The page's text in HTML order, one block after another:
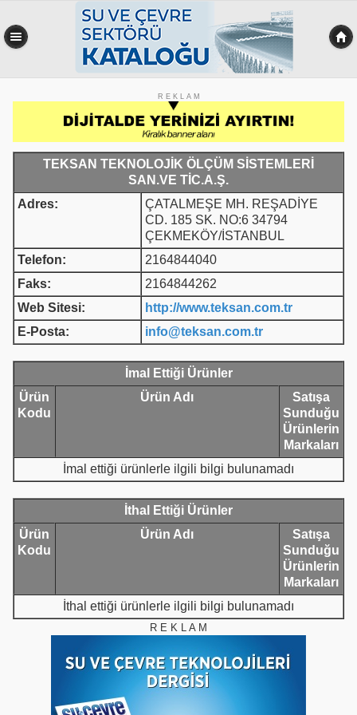
R E K L A M
TEKSAN TEKNOLOJİK ÖLÇÜM SİSTEMLERİ
SAN.VE TİC.A.Ş.
Adres:
ÇATALMEŞE MH. REŞADİYE
CD. 185 SK. NO:6 34794
ÇEKMEKÖY/İSTANBUL
Telefon:
2164844040
Faks:
2164844262
Web Sitesi:
http://www.teksan.com.tr
E-Posta:
info@teksan.com.tr
İmal Ettiği Ürünler
Ürün
Kodu
Ürün Adı
Satışa
Sunduğu
Ürünlerin
Markaları
İmal ettiği ürünlerle ilgili bilgi bulunamadı
İthal Ettiği Ürünler
Ürün
Kodu
Ürün Adı
Satışa
Sunduğu
Ürünlerin
Markaları
İthal ettiği ürünlerle ilgili bilgi bulunamadı
R E K L A M